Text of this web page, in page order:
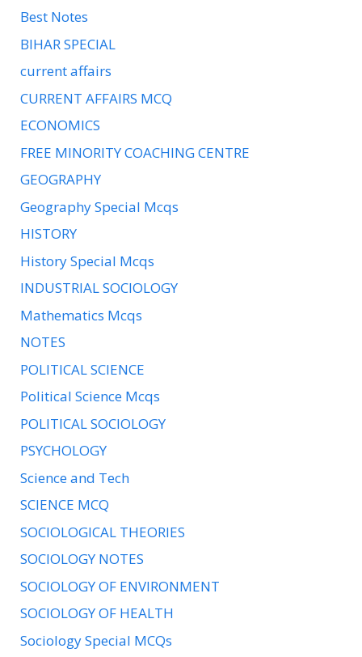
Best Notes
BIHAR SPECIAL
current affairs
CURRENT AFFAIRS MCQ
ECONOMICS
FREE MINORITY COACHING CENTRE
GEOGRAPHY
Geography Special Mcqs
HISTORY
History Special Mcqs
INDUSTRIAL SOCIOLOGY
Mathematics Mcqs
NOTES
POLITICAL SCIENCE
Political Science Mcqs
POLITICAL SOCIOLOGY
PSYCHOLOGY
Science and Tech
SCIENCE MCQ
SOCIOLOGICAL THEORIES
SOCIOLOGY NOTES
SOCIOLOGY OF ENVIRONMENT
SOCIOLOGY OF HEALTH
Sociology Special MCQs